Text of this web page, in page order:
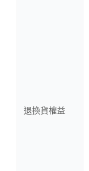
退換貨權益